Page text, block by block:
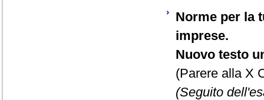
Norme per la
imprese.
Nuovo testo
(Parere alla X
(Seguito